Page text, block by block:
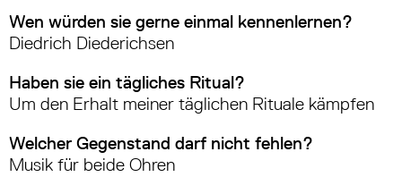
Wen würden sie gerne einmal kennenlernen?
Diedrich Diederichsen
Haben sie ein tägliches Ritual?
Um den Erhalt meiner täglichen Rituale kämpfen
Welcher Gegenstand darf nicht fehlen?
Musik für beide Ohren